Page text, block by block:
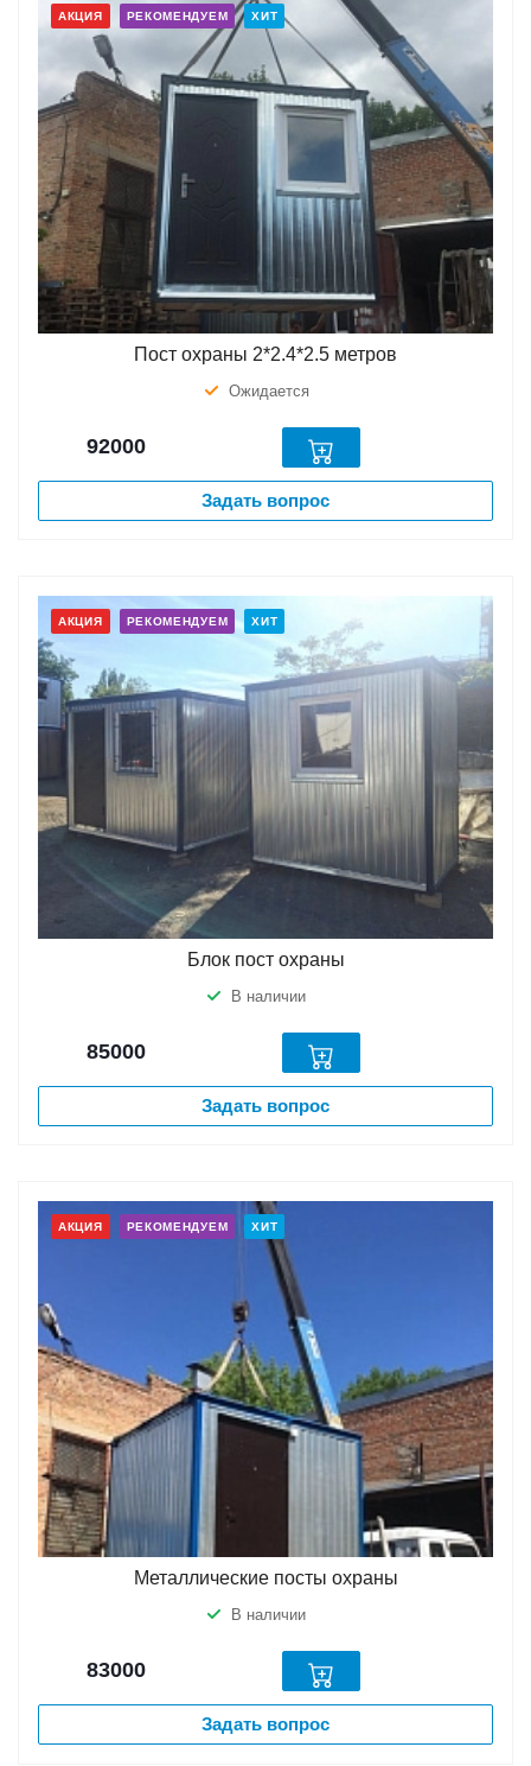
АКЦИЯ РЕКОМЕНДУЕМ ХИТ
Пост охраны 2*2.4*2.5 метров
Ожидается
92000
Задать вопрос
АКЦИЯ РЕКОМЕНДУЕМ ХИТ
Блок пост охраны
В наличии
85000
Задать вопрос
АКЦИЯ РЕКОМЕНДУЕМ ХИТ
Металлические посты охраны
В наличии
83000
Задать вопрос